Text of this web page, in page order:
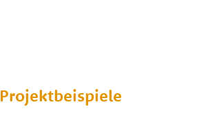
Projektbeispiele